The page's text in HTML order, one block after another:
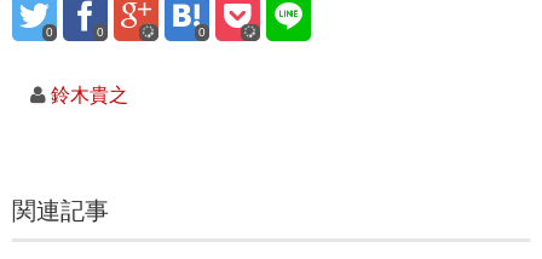
0 0 0
鈴木貴之
関連記事